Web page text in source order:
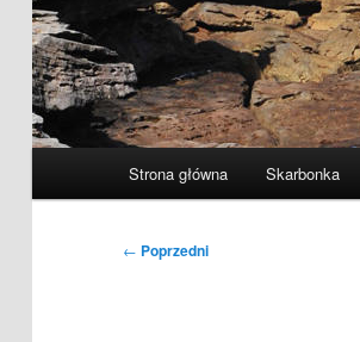
Strona główna Skarbonka
Nawigacja
← Poprzedni